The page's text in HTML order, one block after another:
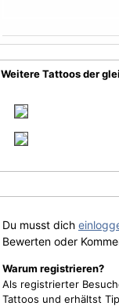
Weitere Tattoos der
Du musst dich
Bewerten oder
Warum registrieren?
Als registrierter
Tattoos und erhältst